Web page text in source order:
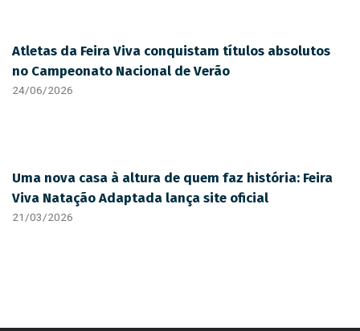
Atletas da Feira Viva conquistam títulos absolutos
no Campeonato Nacional de Verão
24/06/2026
Uma nova casa à altura de quem faz história: Feira
Viva Natação Adaptada lança site oficial
21/03/2026